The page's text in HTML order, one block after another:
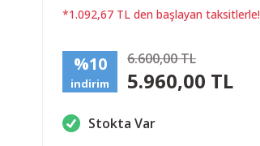
*1.092,67 TL den başlayan taksitlerle!
%10
indirim
6.600,00 TL
5.960,00 TL
Stokta Var